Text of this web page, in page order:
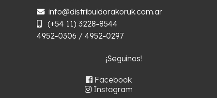
info@distribuidorakoruk.com.ar
(+54 11) 3228-8544
4952-0306 / 4952-0297
¡Seguinos!
Facebook
Instagram